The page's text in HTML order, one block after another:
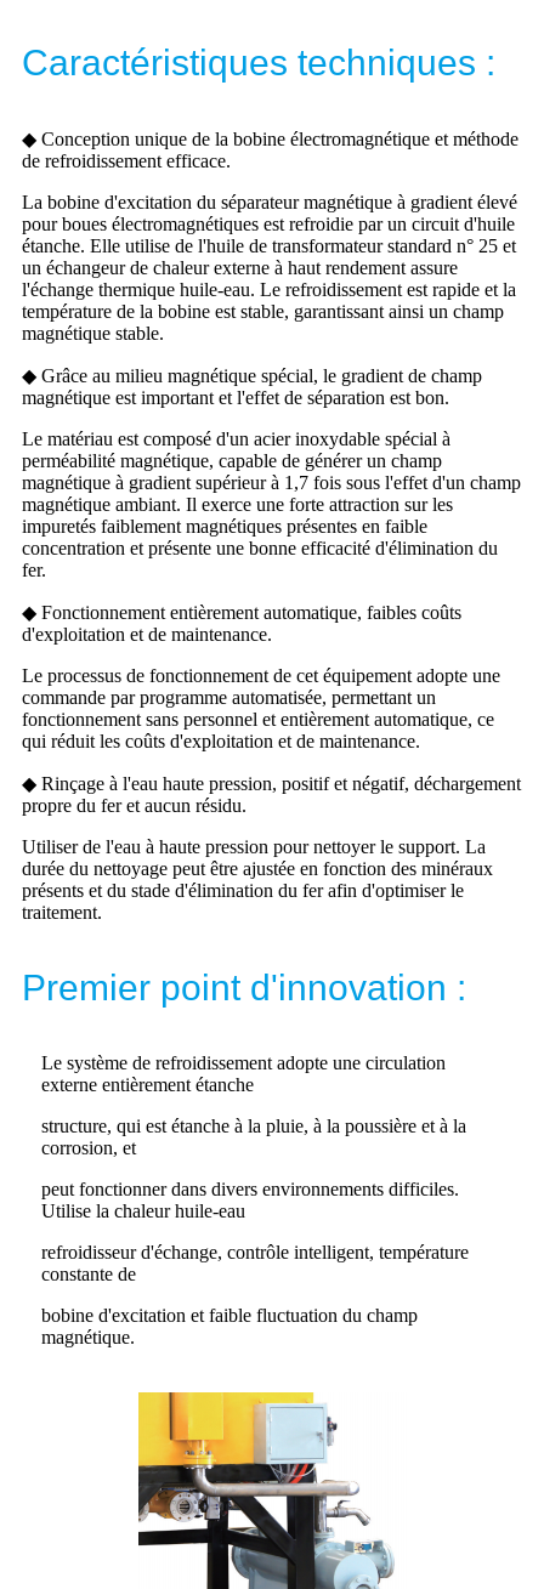
Caractéristiques techniques :
◆ Conception unique de la bobine électromagnétique et méthode
de refroidissement efficace.
La bobine d'excitation du séparateur magnétique à gradient élevé
pour boues électromagnétiques est refroidie par un circuit d'huile
étanche. Elle utilise de l'huile de transformateur standard n° 25 et
un échangeur de chaleur externe à haut rendement assure
l'échange thermique huile-eau. Le refroidissement est rapide et la
température de la bobine est stable, garantissant ainsi un champ
magnétique stable.
◆ Grâce au milieu magnétique spécial, le gradient de champ
magnétique est important et l'effet de séparation est bon.
Le matériau est composé d'un acier inoxydable spécial à
perméabilité magnétique, capable de générer un champ
magnétique à gradient supérieur à 1,7 fois sous l'effet d'un champ
magnétique ambiant. Il exerce une forte attraction sur les
impuretés faiblement magnétiques présentes en faible
concentration et présente une bonne efficacité d'élimination du
fer.
◆ Fonctionnement entièrement automatique, faibles coûts
d'exploitation et de maintenance.
Le processus de fonctionnement de cet équipement adopte une
commande par programme automatisée, permettant un
fonctionnement sans personnel et entièrement automatique, ce
qui réduit les coûts d'exploitation et de maintenance.
◆ Rinçage à l'eau haute pression, positif et négatif, déchargement
propre du fer et aucun résidu.
Utiliser de l'eau à haute pression pour nettoyer le support. La
durée du nettoyage peut être ajustée en fonction des minéraux
présents et du stade d'élimination du fer afin d'optimiser le
traitement.
Premier point d'innovation :
Le système de refroidissement adopte une circulation
externe entièrement étanche
structure, qui est étanche à la pluie, à la poussière et à la
corrosion, et
peut fonctionner dans divers environnements difficiles.
Utilise la chaleur huile-eau
refroidisseur d'échange, contrôle intelligent, température
constante de
bobine d'excitation et faible fluctuation du champ
magnétique.